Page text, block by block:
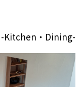
Kitchen・Dining-